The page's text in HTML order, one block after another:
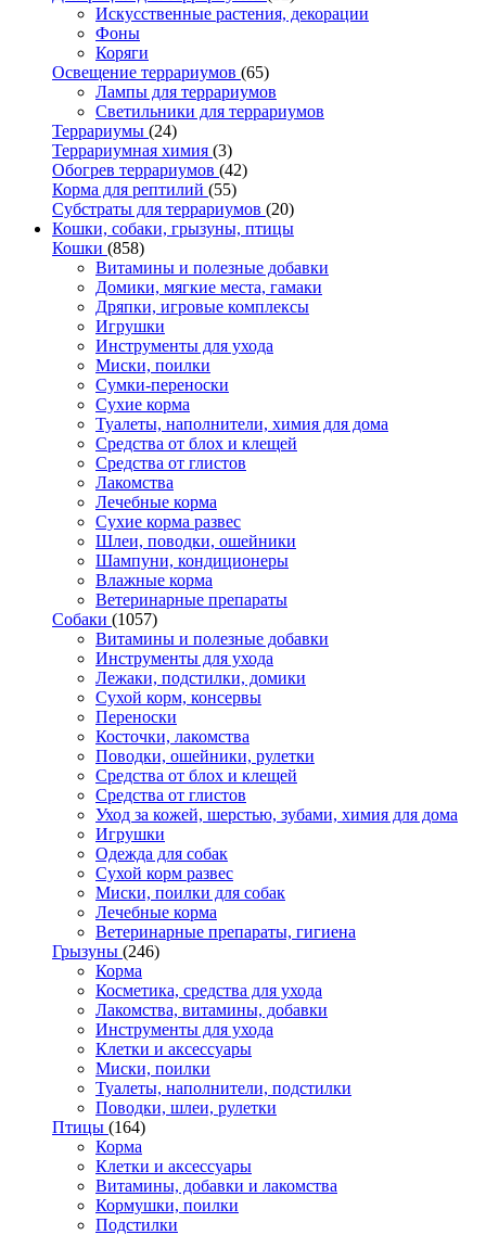
Искусственные растения, декорации
Фоны
Коряги
Освещение террариумов (65)
Лампы для террариумов
Светильники для террариумов
Террариумы (24)
Террариумная химия (3)
Обогрев террариумов (42)
Корма для рептилий (55)
Субстраты для террариумов (20)
Кошки, собаки, грызуны, птицы
Кошки (858)
Витамины и полезные добавки
Домики, мягкие места, гамаки
Дряпки, игровые комплексы
Игрушки
Инструменты для ухода
Миски, поилки
Сумки-переноски
Сухие корма
Туалеты, наполнители, химия для дома
Средства от блох и клещей
Средства от глистов
Лакомства
Лечебные корма
Сухие корма развес
Шлеи, поводки, ошейники
Шампуни, кондиционеры
Влажные корма
Ветеринарные препараты
Собаки (1057)
Витамины и полезные добавки
Инструменты для ухода
Лежаки, подстилки, домики
Сухой корм, консервы
Переноски
Косточки, лакомства
Поводки, ошейники, рулетки
Средства от блох и клещей
Средства от глистов
Уход за кожей, шерстью, зубами, химия для дома
Игрушки
Одежда для собак
Сухой корм развес
Миски, поилки для собак
Лечебные корма
Ветеринарные препараты, гигиена
Грызуны (246)
Корма
Косметика, средства для ухода
Лакомства, витамины, добавки
Инструменты для ухода
Клетки и аксессуары
Миски, поилки
Туалеты, наполнители, подстилки
Поводки, шлеи, рулетки
Птицы (164)
Корма
Клетки и аксессуары
Витамины, добавки и лакомства
Кормушки, поилки
Подстилки